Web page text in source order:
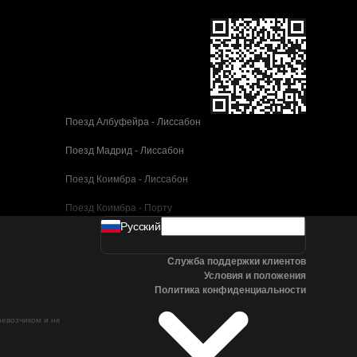
Поезд Албуфейра - Лиссабон
Поезд Мадрид - Лиссабон
Поезд Коимбра - Лиссабон
Поезд Коимбра - Порту
Поезд Валенсия - Барселона
Поезд Севилья - Барселона
Поезд Малага - Барселона
Поезд Малага - Мадрид
и не
Pусский
Служба поддержки клиентов
Условия и положения
Политика конфиденциальности